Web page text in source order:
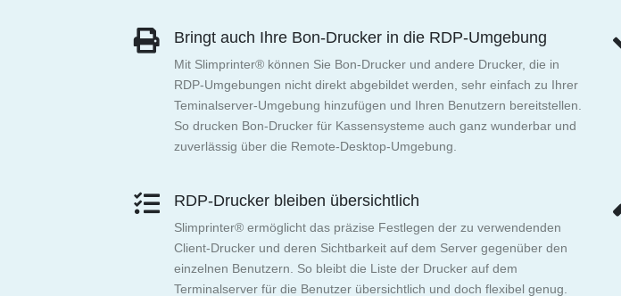
Bringt auch Ihre Bon-Drucker in die RDP-Umgebung
Mit Slimprinter® können Sie Bon-Drucker und andere Drucker, die in
RDP-Umgebungen nicht direkt abgebildet werden, sehr einfach zu Ihrer
Teminalserver-Umgebung hinzufügen und Ihren Benutzern bereitstellen.
So drucken Bon-Drucker für Kassensysteme auch ganz wunderbar und
zuverlässig über die Remote-Desktop-Umgebung.
RDP-Drucker bleiben übersichtlich
Slimprinter® ermöglicht das präzise Festlegen der zu verwendenden
Client-Drucker und deren Sichtbarkeit auf dem Server gegenüber den
einzelnen Benutzern. So bleibt die Liste der Drucker auf dem
Terminalserver für die Benutzer übersichtlich und doch flexibel genug.